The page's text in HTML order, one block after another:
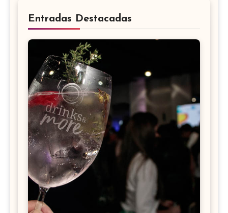
Entradas Destacadas